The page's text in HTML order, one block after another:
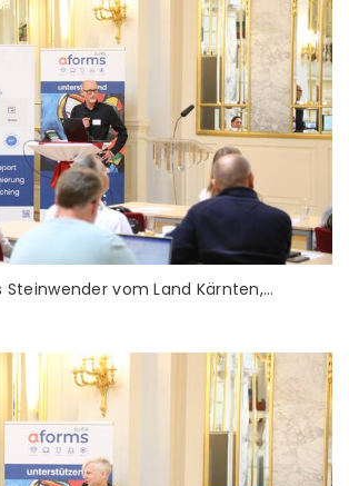
Steinwender vom Land Kärnten,…